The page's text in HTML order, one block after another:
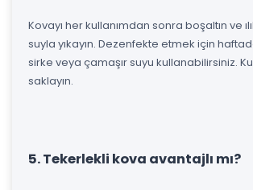
Kovayı her kullanımdan sonra boşaltın ve
suyla yıkayın. Dezenfekte etmek için
sirke veya çamaşır suyu kullanabilirsiniz.
saklayın.
5. Tekerlekli kova avantajlı mı?